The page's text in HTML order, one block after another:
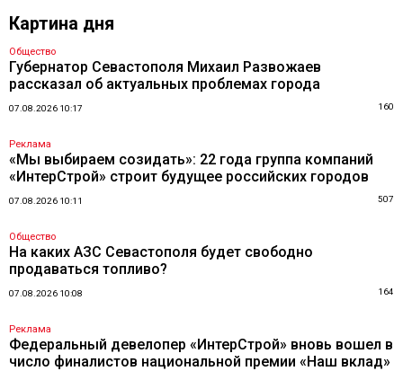
Картина дня
Общество
Губернатор Севастополя Михаил Развожаев
рассказал об актуальных проблемах города
07.08.2026 10:17 160
Реклама
«Мы выбираем созидать»: 22 года группа компаний
«ИнтерСтрой» строит будущее российских городов
07.08.2026 10:11 507
Общество
На каких АЗС Севастополя будет свободно
продаваться топливо?
07.08.2026 10:08 164
Реклама
Федеральный девелопер «ИнтерСтрой» вновь вошел в
число финалистов национальной премии «Наш вклад»